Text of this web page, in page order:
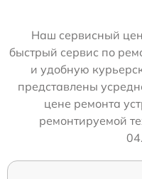
Наш сервисный
быстрый сервис по
и удобную
представлены
цене ремонта
ремонтируемой